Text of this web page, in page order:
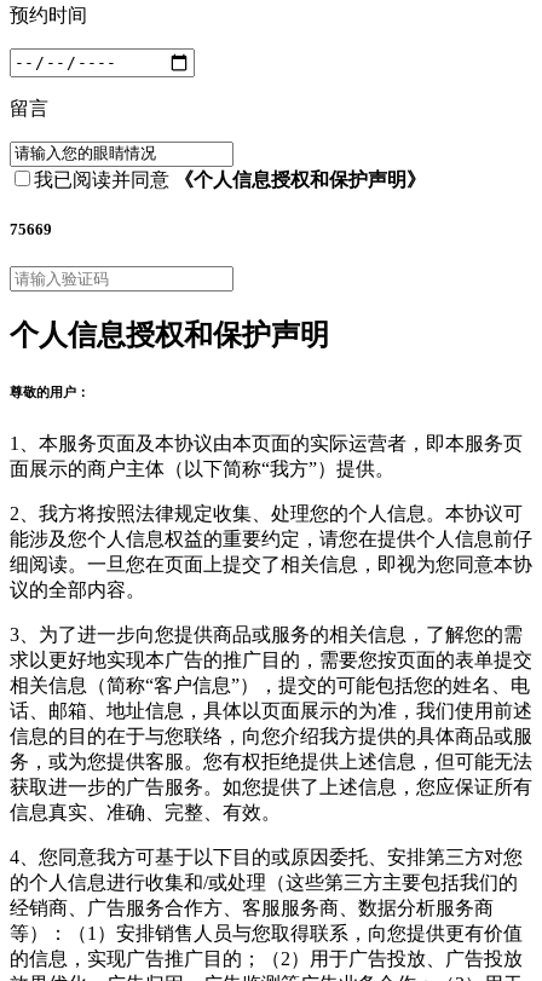
预约时间
留言
我已阅读并同意 《个人信息授权和保护声明》
75669
个人信息授权和保护声明
尊敬的用户：
1、本服务页面及本协议由本页面的实际运营者，即本服务页
面展示的商户主体（以下简称“我方”）提供。
2、我方将按照法律规定收集、处理您的个人信息。本协议可
能涉及您个人信息权益的重要约定，请您在提供个人信息前仔
细阅读。一旦您在页面上提交了相关信息，即视为您同意本协
议的全部内容。
3、为了进一步向您提供商品或服务的相关信息，了解您的需
求以更好地实现本广告的推广目的，需要您按页面的表单提交
相关信息（简称“客户信息”），提交的可能包括您的姓名、电
话、邮箱、地址信息，具体以页面展示的为准，我们使用前述
信息的目的在于与您联络，向您介绍我方提供的具体商品或服
务，或为您提供客服。您有权拒绝提供上述信息，但可能无法
获取进一步的广告服务。如您提供了上述信息，您应保证所有
信息真实、准确、完整、有效。
4、您同意我方可基于以下目的或原因委托、安排第三方对您
的个人信息进行收集和/或处理（这些第三方主要包括我们的
经销商、广告服务合作方、客服服务商、数据分析服务商
等）：（1）安排销售人员与您取得联系，向您提供更有价值
的信息，实现广告推广目的；（2）用于广告投放、广告投放